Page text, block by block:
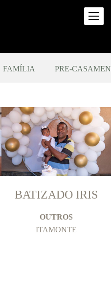
FAMÍLIA PRE-
BATIZADO IRIS
OUTROS
ITAMONTE